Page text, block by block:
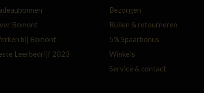
Bomont
bij Bomont
Leerbedrijf 2023
Bezorgen
Ruilen & retourneren
5% Spaarbonus
Winkels
Service & contact